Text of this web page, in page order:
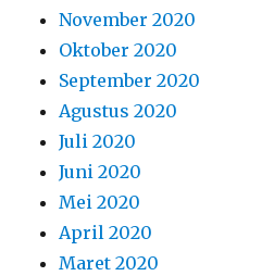
November 2020
Oktober 2020
September 2020
Agustus 2020
Juli 2020
Juni 2020
Mei 2020
April 2020
Maret 2020